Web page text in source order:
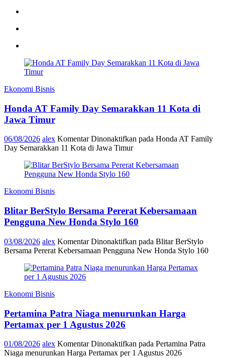
Ekonomi Bisnis
Honda AT Family Day Semarakkan 11 Kota di
Jawa Timur
06/08/2026 alex Komentar Dinonaktifkan pada Honda AT Family
Day Semarakkan 11 Kota di Jawa Timur
Ekonomi Bisnis
Blitar BerStylo Bersama Pererat Kebersamaan
Pengguna New Honda Stylo 160
03/08/2026 alex Komentar Dinonaktifkan pada Blitar BerStylo
Bersama Pererat Kebersamaan Pengguna New Honda Stylo 160
Ekonomi Bisnis
Pertamina Patra Niaga menurunkan Harga
Pertamax per 1 Agustus 2026
01/08/2026 alex Komentar Dinonaktifkan pada Pertamina Patra
Niaga menurunkan Harga Pertamax per 1 Agustus 2026